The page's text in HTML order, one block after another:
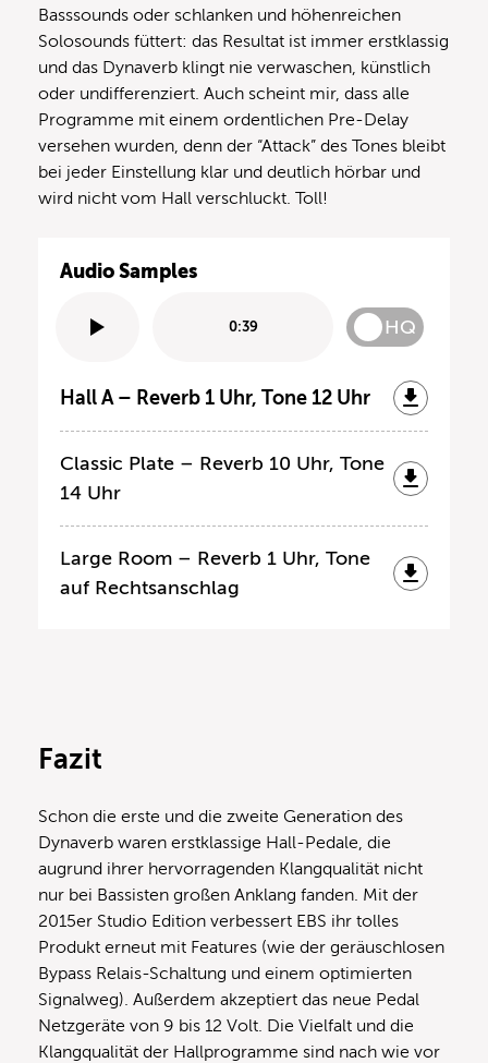
Basssounds oder schlanken und höhenreichen
Solosounds füttert: das Resultat ist immer erstklassig
und das Dynaverb klingt nie verwaschen, künstlich
oder undifferenziert. Auch scheint mir, dass alle
Programme mit einem ordentlichen Pre-Delay
versehen wurden, denn der “Attack” des Tones bleibt
bei jeder Einstellung klar und deutlich hörbar und
wird nicht vom Hall verschluckt. Toll!
Audio Samples
0:39 HQ
Hall A – Reverb 1 Uhr, Tone 12 Uhr
Classic Plate – Reverb 10 Uhr, Tone
14 Uhr
Large Room – Reverb 1 Uhr, Tone
auf Rechtsanschlag
Fazit
Schon die erste und die zweite Generation des
Dynaverb waren erstklassige Hall-Pedale, die
augrund ihrer hervorragenden Klangqualität nicht
nur bei Bassisten großen Anklang fanden. Mit der
2015er Studio Edition verbessert EBS ihr tolles
Produkt erneut mit Features (wie der geräuschlosen
Bypass Relais-Schaltung und einem optimierten
Signalweg). Außerdem akzeptiert das neue Pedal
Netzgeräte von 9 bis 12 Volt. Die Vielfalt und die
Klangqualität der Hallprogramme sind nach wie vor